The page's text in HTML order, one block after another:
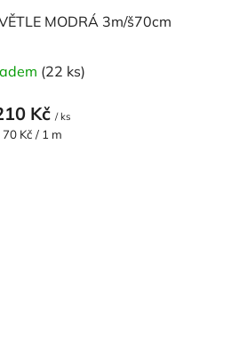
MODRÁ 3m/š70cm
hodnocení
produktu
je
(22 ks)
Kč / ks
Měrná
70 Kč / 1 m